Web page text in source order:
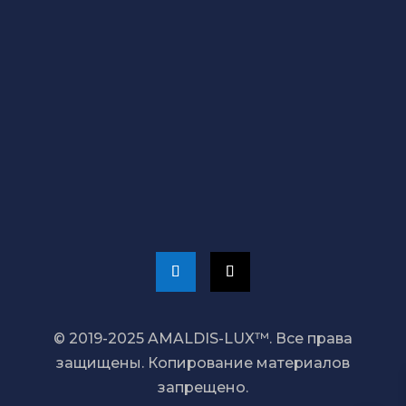
© 2019-2025 AMALDIS-LUX™. Все права
защищены. Копирование материалов
запрещено.